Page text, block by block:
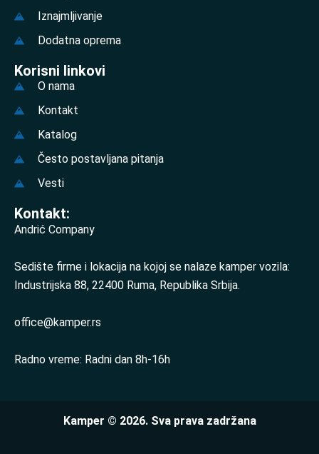
Iznajmljivanje
Dodatna oprema
Korisni linkovi
O nama
Kontakt
Katalog
Često postavljana pitanja
Vesti
Kontakt:
Andrić Company
Sedište firme i lokacija na kojoj se nalaze kamper vozila:
Industrijska 88, 22400 Ruma, Republika Srbija.
office@kamper.rs
Radno vreme: Radni dan 8h-16h
Kamper © 2026. Sva prava zadržana